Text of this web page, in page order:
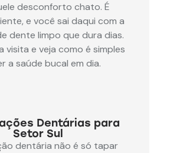
desconforto chato. É
e você sai daqui com a
dente limpo que dura dias.
visita e veja como é simples
a saúde bucal em dia.
Dentárias para
Setor Sul
dentária não é só tapar